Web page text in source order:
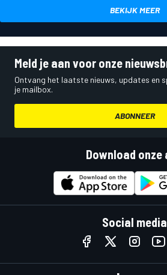
BEKIJK MEER
Meld je aan voor onze
Ontvang het laatste nieuws, updates en
je mailbox.
ABONNEER
Download onze
Social media